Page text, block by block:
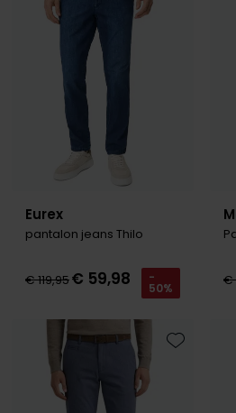
Eurex
pantalon jeans Thilo
€ 119,95€ 59,98 -
50% €